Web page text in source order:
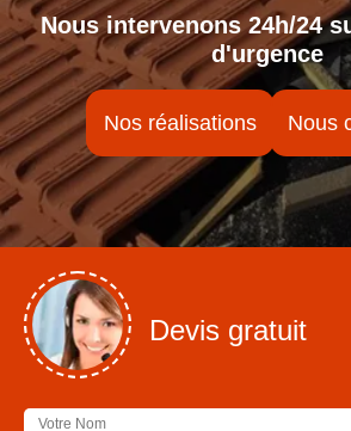
Nous intervenons 24h/24
d'urgence
Nos réalisations Nous
Devis gratuit